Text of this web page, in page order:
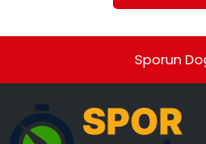
YAŞAM
Sporun